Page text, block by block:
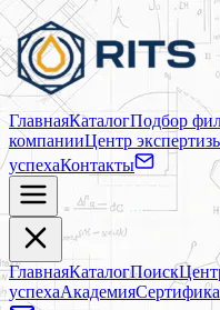
ГлавнаяКаталогПодбор
компанииЦентр
успехаКонтакты
ГлавнаяКаталогПоиск
успехаАкадемия